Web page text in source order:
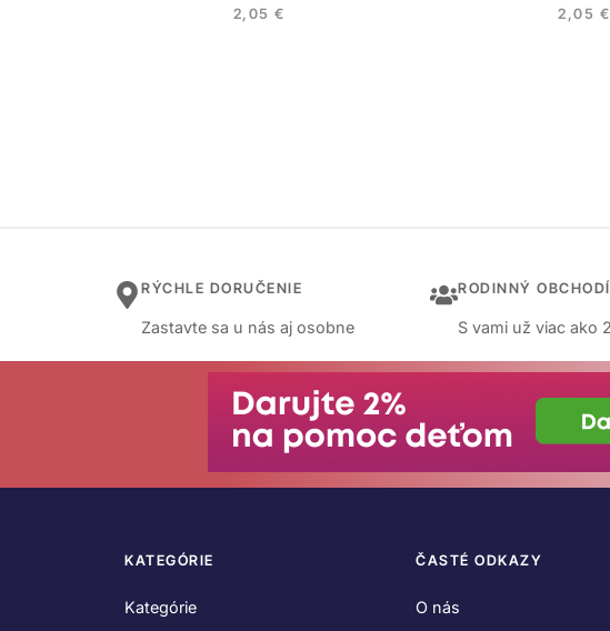
2,05€ 2,05 €
RÝCHLE DORUČENIE
Zastavte sa u nás aj osobne
RODINNÝ
S vami už viac ako
KATEGÓRIE
Kategórie
ČASTÉ ODKAZY
O nás